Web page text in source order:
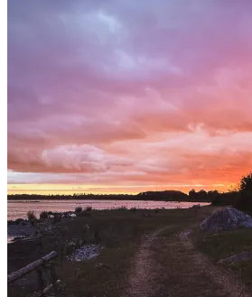
Här är den sköna sommaren. Och
Sommarslott, västerbottenpaj och
En stig ned till havet
MTB-KURSER & COACHNING
KONTAKT/PR
CYKELPODD
OM ELNA
SEARCH FOR: